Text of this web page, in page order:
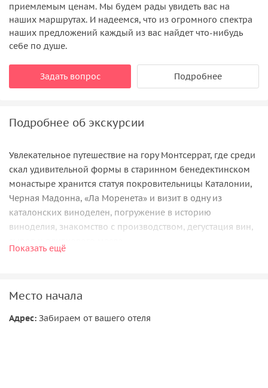
приемлемым ценам. Мы будем рады увидеть вас на
наших маршрутах. И надеемся, что из огромного спектра
наших предложений каждый из вас найдет что-нибудь
себе по душе.
Задать вопрос Подробнее
Подробнее об экскурсии
Увлекательное путешествие на гору Монтсеррат, где среди
скал удивительной формы в старинном бенедектинском
монастыре хранится статуя покровительницы Каталонии,
Черная Мадонна, «Ла Моренета» и визит в одну из
каталонских виноделен, погружение в историю
виноделия, знакомство с производством, дегустация вин,
Показать ещё
Место начала
Адрес: Забираем от вашего отеля